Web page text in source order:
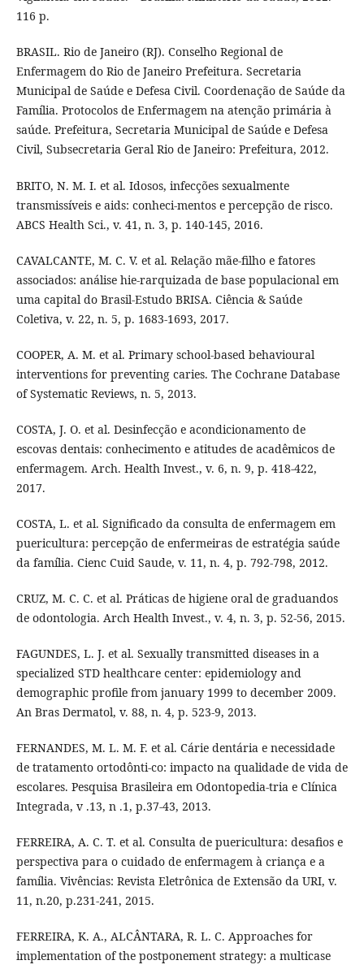
116 p.
BRASIL. Rio de Janeiro (RJ). Conselho Regional de
Enfermagem do Rio de Janeiro Prefeitura. Secretaria
Municipal de Saúde e Defesa Civil. Coordenação de Saúde da
Família. Protocolos de Enfermagem na atenção primária à
saúde. Prefeitura, Secretaria Municipal de Saúde e Defesa
Civil, Subsecretaria Geral Rio de Janeiro: Prefeitura, 2012.
BRITO, N. M. I. et al. Idosos, infecções sexualmente
transmissíveis e aids: conheci-mentos e percepção de risco.
ABCS Health Sci., v. 41, n. 3, p. 140-145, 2016.
CAVALCANTE, M. C. V. et al. Relação mãe-filho e fatores
associados: análise hie-rarquizada de base populacional em
uma capital do Brasil-Estudo BRISA. Ciência & Saúde
Coletiva, v. 22, n. 5, p. 1683-1693, 2017.
COOPER, A. M. et al. Primary school-based behavioural
interventions for preventing caries. The Cochrane Database
of Systematic Reviews, n. 5, 2013.
COSTA, J. O. et al. Desinfecção e acondicionamento de
escovas dentais: conhecimento e atitudes de acadêmicos de
enfermagem. Arch. Health Invest., v. 6, n. 9, p. 418-422,
2017.
COSTA, L. et al. Significado da consulta de enfermagem em
puericultura: percepção de enfermeiras de estratégia saúde
da família. Cienc Cuid Saude, v. 11, n. 4, p. 792-798, 2012.
CRUZ, M. C. C. et al. Práticas de higiene oral de graduandos
de odontologia. Arch Health Invest., v. 4, n. 3, p. 52-56, 2015.
FAGUNDES, L. J. et al. Sexually transmitted diseases in a
specialized STD healthcare center: epidemiology and
demographic profile from january 1999 to december 2009.
An Bras Dermatol, v. 88, n. 4, p. 523-9, 2013.
FERNANDES, M. L. M. F. et al. Cárie dentária e necessidade
de tratamento ortodônti-co: impacto na qualidade de vida de
escolares. Pesquisa Brasileira em Odontopedia-tria e Clínica
Integrada, v .13, n .1, p.37-43, 2013.
FERREIRA, A. C. T. et al. Consulta de puericultura: desafios e
perspectiva para o cuidado de enfermagem à criança e a
família. Vivências: Revista Eletrônica de Extensão da URI, v.
11, n.20, p.231-241, 2015.
FERREIRA, K. A., ALCÂNTARA, R. L. C. Approaches for
implementation of the postponement strategy: a multicase